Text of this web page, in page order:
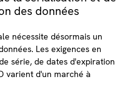
des données
nécessite désormais un
Les exigences en
série, de dates d'expiration
varient d'un marché à